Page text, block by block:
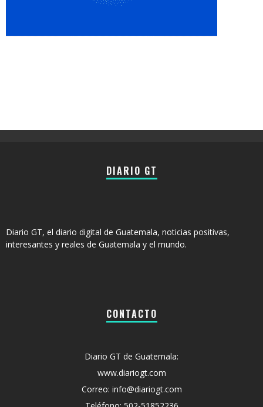
DIARIO GT
Diario GT, el diario digital de Guatemala, noticias positivas,
interesantes y reales de Guatemala y el mundo.
CONTACTO
Diario GT de Guatemala:
www.diariogt.com
Correo: info@diariogt.com